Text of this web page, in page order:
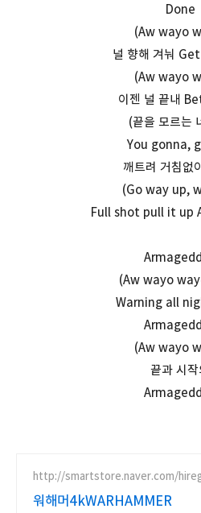
Done
(Aw wayo
널 향해 겨눠
(Aw wayo
이젠 널 끝내
(끝을 모르는
You gonna,
깨트려 거침없
(Go way up,
Full shot pull it up
(Aw wayo
Warning all
(Aw wayo
끝과 시작
http://smartstore.naver.com/
워해머4kWARHAMMER